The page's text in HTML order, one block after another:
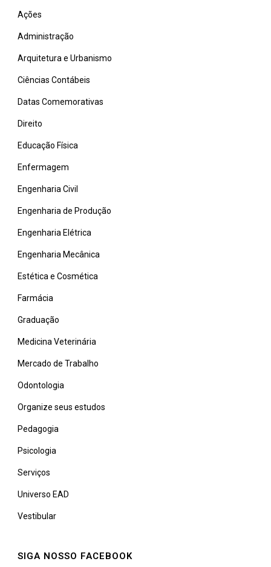
Ações
Administração
Arquitetura e Urbanismo
Ciências Contábeis
Datas Comemorativas
Direito
Educação Física
Enfermagem
Engenharia Civil
Engenharia de Produção
Engenharia Elétrica
Engenharia Mecânica
Estética e Cosmética
Farmácia
Graduação
Medicina Veterinária
Mercado de Trabalho
Odontologia
Organize seus estudos
Pedagogia
Psicologia
Serviços
Universo EAD
Vestibular
SIGA NOSSO FACEBOOK